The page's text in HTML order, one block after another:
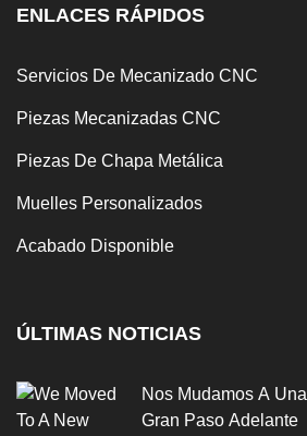
ENLACES RÁPIDOS
Servicios De Mecanizado CNC
Piezas Mecanizadas CNC
Piezas De Chapa Metálica
Muelles Personalizados
Acabado Disponible
ÚLTIMAS NOTICIAS
Nos Mudamos A
Gran Paso Adelante